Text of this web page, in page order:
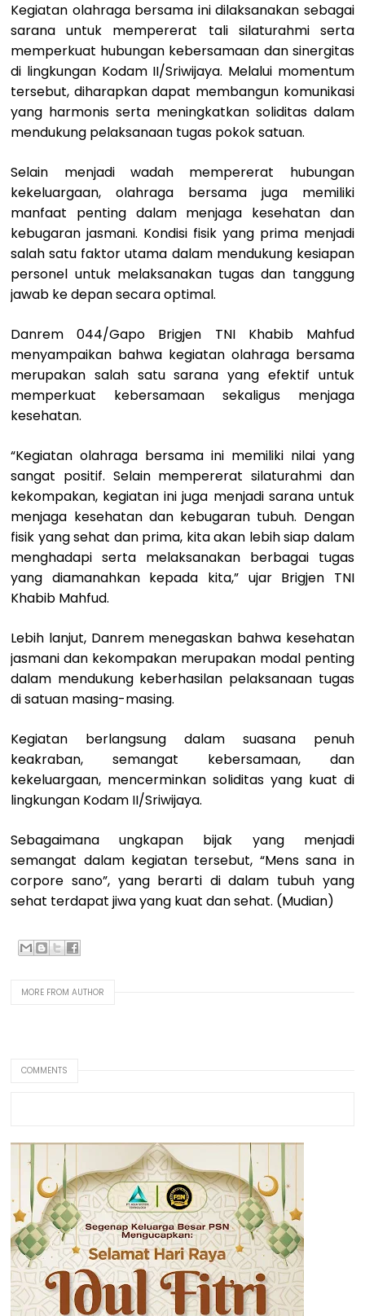
Kegiatan olahraga bersama ini dilaksanakan sebagai
sarana untuk mempererat tali silaturahmi serta
memperkuat hubungan kebersamaan dan sinergitas
di lingkungan Kodam II/Sriwijaya. Melalui momentum
tersebut, diharapkan dapat membangun komunikasi
yang harmonis serta meningkatkan soliditas dalam
mendukung pelaksanaan tugas pokok satuan.
Selain menjadi wadah mempererat hubungan
kekeluargaan, olahraga bersama juga memiliki
manfaat penting dalam menjaga kesehatan dan
kebugaran jasmani. Kondisi fisik yang prima menjadi
salah satu faktor utama dalam mendukung kesiapan
personel untuk melaksanakan tugas dan tanggung
jawab ke depan secara optimal.
Danrem 044/Gapo Brigjen TNI Khabib Mahfud
menyampaikan bahwa kegiatan olahraga bersama
merupakan salah satu sarana yang efektif untuk
memperkuat kebersamaan sekaligus menjaga
kesehatan.
“Kegiatan olahraga bersama ini memiliki nilai yang
sangat positif. Selain mempererat silaturahmi dan
kekompakan, kegiatan ini juga menjadi sarana untuk
menjaga kesehatan dan kebugaran tubuh. Dengan
fisik yang sehat dan prima, kita akan lebih siap dalam
menghadapi serta melaksanakan berbagai tugas
yang diamanahkan kepada kita,” ujar Brigjen TNI
Khabib Mahfud.
Lebih lanjut, Danrem menegaskan bahwa kesehatan
jasmani dan kekompakan merupakan modal penting
dalam mendukung keberhasilan pelaksanaan tugas
di satuan masing-masing.
Kegiatan berlangsung dalam suasana penuh
keakraban, semangat kebersamaan, dan
kekeluargaan, mencerminkan soliditas yang kuat di
lingkungan Kodam II/Sriwijaya.
Sebagaimana ungkapan bijak yang menjadi
semangat dalam kegiatan tersebut, “Mens sana in
corpore sano”, yang berarti di dalam tubuh yang
sehat terdapat jiwa yang kuat dan sehat. (Mudian)
MORE FROM AUTHOR
COMMENTS